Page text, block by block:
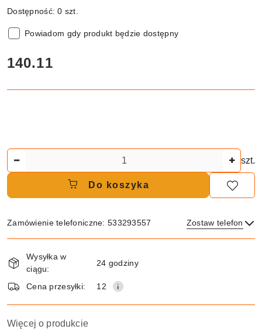
Dostępność:0 szt.
Powiadom gdy produkt będzie dostępny
cena:
140.11
szt.
Do koszyka
Zamówienie telefoniczne: 533293557 Zostaw telefon
i
dostawa
Wysyłka w
ciągu:
24 godziny
Cena przesyłki: 12
Więcej o produkcie